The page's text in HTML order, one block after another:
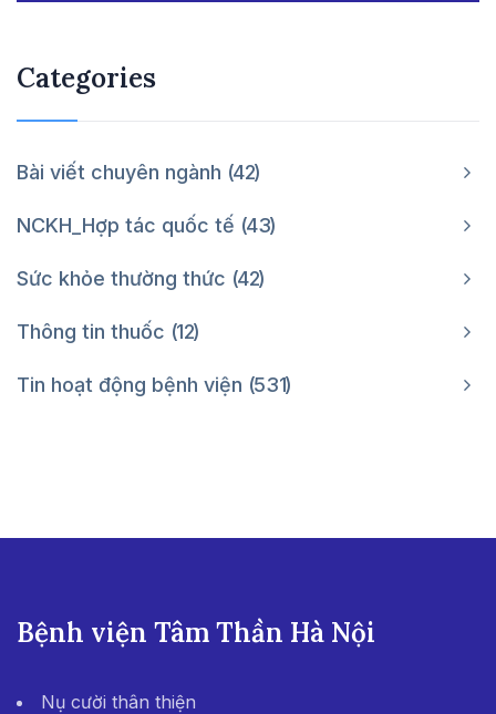
Categories
Bài viết chuyên ngành 42
NCKH_Hợp tác quốc tế 43
Sức khỏe thường thức 42
Thông tin thuốc 12
Tin hoạt động bệnh viện 531
Bệnh viện Tâm Thần Hà Nội
Nụ cười thân thiện